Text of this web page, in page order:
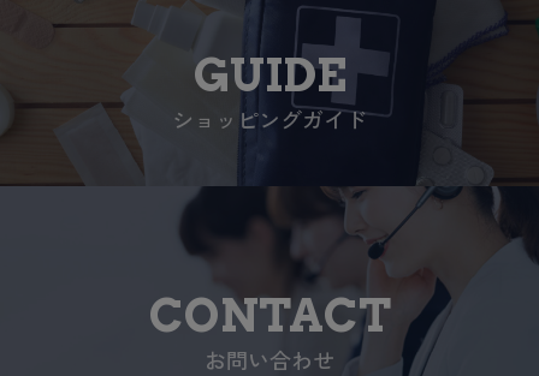
GUIDE
ショッピングガイド
CONTACT
お問い合わせ